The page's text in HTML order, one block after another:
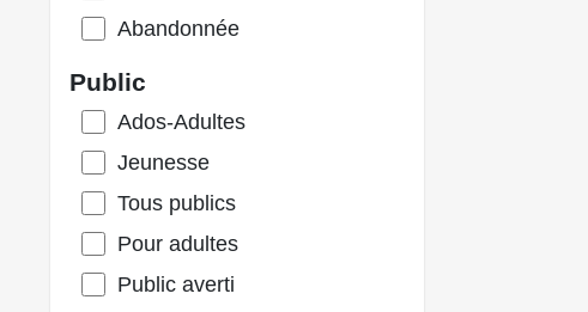
Abandonnée
Public
Ados-Adultes
Jeunesse
Tous publics
Pour adultes
Public averti